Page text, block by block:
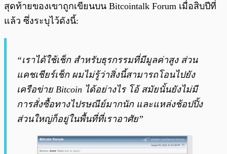
สุดท้ายของเขาถูกเขียนบน Bitcointalk Forum เมื่อสิบปีที่
แล้ว ซึ่งระบุไว้ดังนี้:
“เราได้ใช้เช็ก สำหรับธุรกรรมที่มีมูลค่าสูง ส่วน
แคชเชียร์เช็ก ผมไม่รู้ว่าสิ่งนี้สามารถโอนไปยัง
เครือข่าย Bitcoin ได้อย่างไร โอ้ สมัยนั้นยังไม่มี
การสั่งซื้อทางไปรษณีย์มากนัก และแหล่งช้อปปิ้ง
ส่วนใหญ่ก็อยู่ในพื้นที่ที่เราอาศัย”